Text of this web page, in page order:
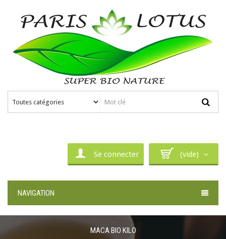
(vide)
Se connecter
NAVIGATION
MACA BIO KILO